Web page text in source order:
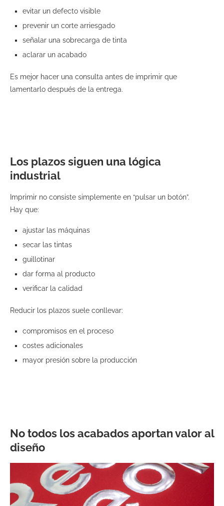
evitar un defecto visible
prevenir un corte arriesgado
señalar una sobrecarga de tinta
aclarar un acabado
Es mejor hacer una consulta antes de imprimir que
lamentarlo después de la entrega.
Los plazos siguen una lógica
industrial
Imprimir no consiste simplemente en “pulsar un botón”.
Hay que:
ajustar las máquinas
secar las tintas
guillotinar
dar forma al producto
verificar la calidad
Reducir los plazos suele conllevar:
compromisos en el proceso
costes adicionales
mayor presión sobre la producción
No todos los acabados aportan valor al
diseño